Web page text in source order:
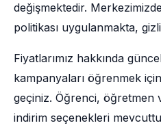
değişmektedir.
politikası uygulanmakta,
Fiyatlarımız hakkında
kampanyaları öğrenmek
geçiniz. Öğrenci, öğretmen
indirim seçenekleri